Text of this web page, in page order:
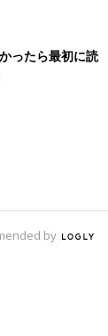
ったら最初に読
by